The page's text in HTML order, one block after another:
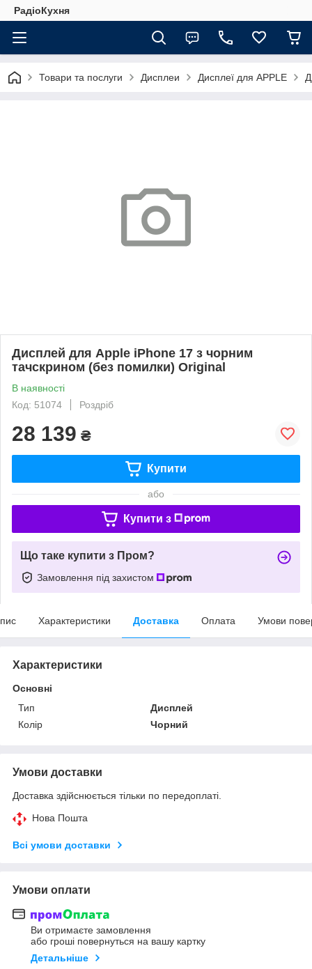
РадіоКухня
Товари та послуги Дисплеи Дисплеї для APPLE
Дисплей для Apple iPhone 17 з чорним
тачскрином (без помилки) Original
В наявності
Код: 51074
Роздріб
28 139 ₴
Купити
або
Купити з
Що таке купити з Пром?
Замовлення під захистом
Характеристики Доставка Оплата Умови
Характеристики
Основні
Тип
Дисплей
Колір
Чорний
Умови доставки
Доставка здійснюється тільки по передоплаті.
Нова Пошта
Всі умови доставки
Умови оплати
Ви отримаєте замовлення
або гроші повернуться на вашу картку
Детальніше